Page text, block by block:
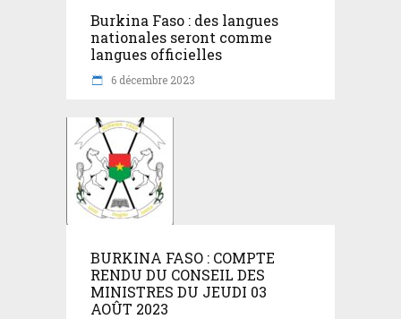
Burkina Faso : des langues
nationales seront comme
langues officielles
6 décembre 2023
BURKINA FASO : COMPTE
RENDU DU CONSEIL DES
MINISTRES DU JEUDI 03
AOÛT 2023